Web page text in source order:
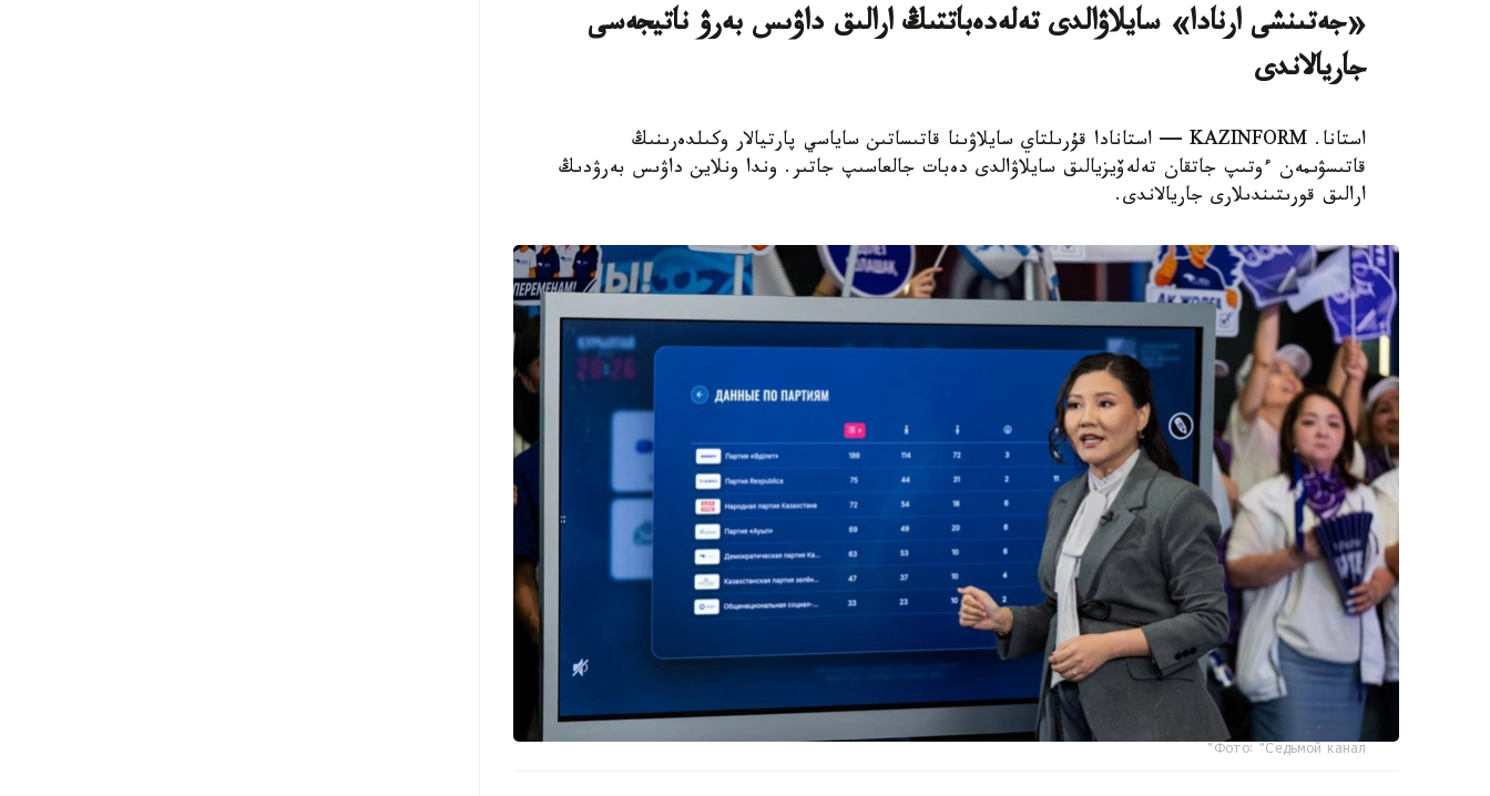
«جەتىنشى ارنادا» سايلاۋالدى تەلەدەباتتىڭ ارالىق داۋىس بەرۋ ناتيجەسى
جاريالاندى
استانا. KAZINFORM — استانادا قۇرىلتاي سايلاۋىنا قاتىساتىن ساياسي پارتيالار وكىلدەرىنىڭ
قاتىسۋىمەن ءوتىپ جاتقان تەلەۆيزيالىق سايلاۋالدى دەبات جالعاسىپ جاتىر. وندا ونلاين داۋىس بەرۋدىڭ
ارالىق قورىتىندىلارى جاريالاندى.
Фото: "Седьмой канал"